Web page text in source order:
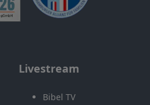
Livestream
Bibel TV